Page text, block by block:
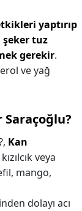
yaptırıp
şeker tuz
gerekir.
ve yağ
Saraçoğlu?
Kan
veya
mango,
dolayı acı